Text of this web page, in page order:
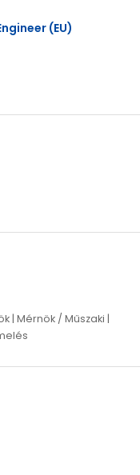
(EU)
| Mérnök / Műszaki |